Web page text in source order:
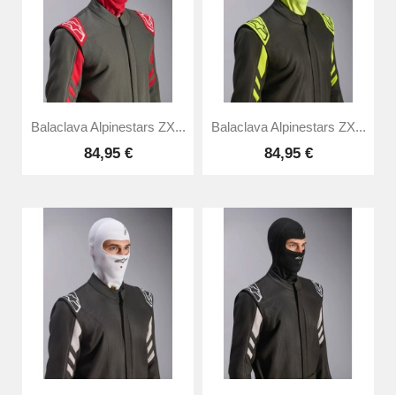
Balaclava Alpinestars ZX...
84,95 €
Balaclava Alpinestars ZX...
84,95 €